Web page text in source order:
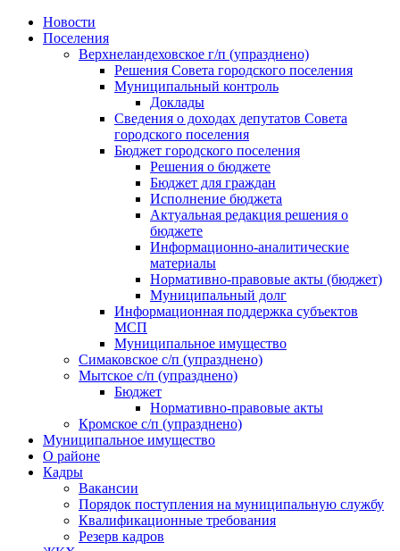
Skip
Новости
Поселения
Верхнеландеховское г/п (упразднено)
Решения Совета городского поселения
Муниципальный контроль
Доклады
Сведения о доходах депутатов Совета
городского поселения
Бюджет городского поселения
Решения о бюджете
Бюджет для граждан
Исполнение бюджета
Актуальная редакция решения о
бюджете
Информационно-аналитические
материалы
Нормативно-правовые акты (бюджет)
Муниципальный долг
Информационная поддержка субъектов
МСП
Муниципальное имущество
Симаковское с/п (упразднено)
Мытское с/п (упразднено)
Бюджет
Нормативно-правовые акты
Кромское с/п (упразднено)
Муниципальное имущество
О районе
Кадры
Вакансии
Порядок поступления на муниципальную службу
Квалификационные требования
Резерв кадров